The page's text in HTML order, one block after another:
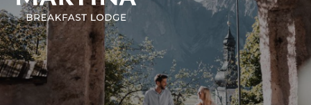
OFFERTE COME ARRIVARE